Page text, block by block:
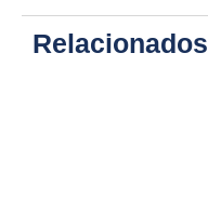
Relacionados